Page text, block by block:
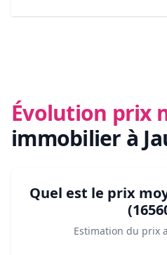
Évolution prix
immobilier à
Quel est le prix
Estimation du prix